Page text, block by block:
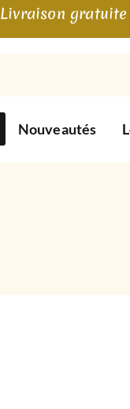
Livraison
Nouveautés